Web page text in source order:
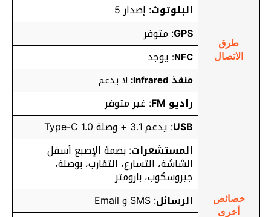
طرق
الاتصال
البلوتوث: إصدار 5
GPS: متوفر
NFC
: يوجد
منفذ Infrared: لا يدعم
راديو FM
: غير متوفر
USB: يدعم 3.1 + وصلة Type-C 1.0
خصائص
أخرى
المستشعرات: بصمة الإصبع أسفل
الشاشة، التسارع، التقارب، بوصلة،
جيروسكوب، بارومتر
الرسائل: SMS و Email